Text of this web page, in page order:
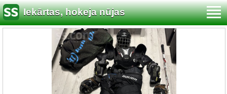
Iekārtas, hokeja nūjas